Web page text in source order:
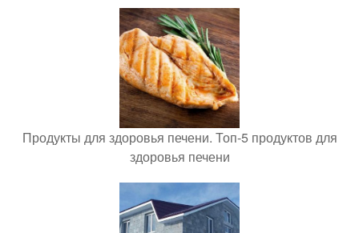
Продукты для здоровья печени. Топ-5 продуктов для
здоровья печени